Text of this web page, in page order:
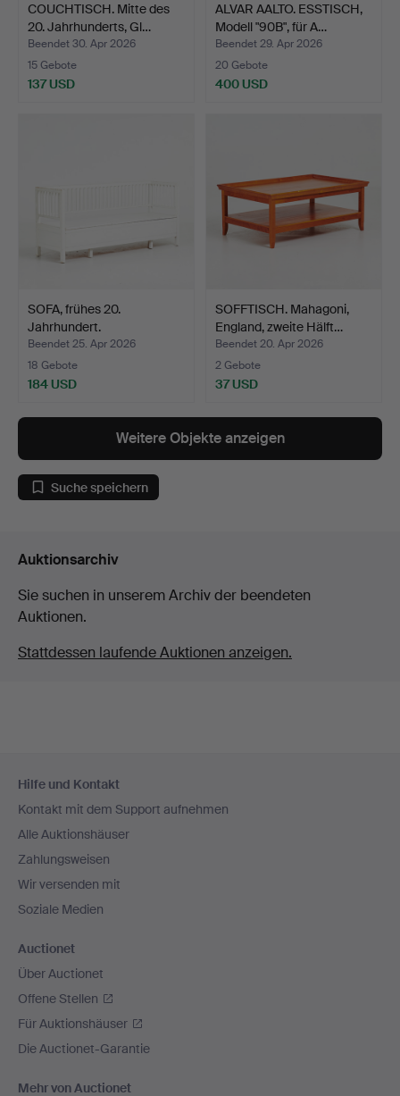
COUCHTISCH. Mitte des
20. Jahrhunderts, Gl…
Beendet 30. Apr 2026
15 Gebote
137 USD
ALVAR AALTO. ESSTISCH,
Modell "90B", für A…
Beendet 29. Apr 2026
20 Gebote
400 USD
SOFA, frühes 20.
Jahrhundert.
Beendet 25. Apr 2026
18 Gebote
184 USD
SOFFTISCH. Mahagoni,
England, zweite Hälft…
Beendet 20. Apr 2026
2 Gebote
37 USD
Weitere Objekte anzeigen
Suche speichern
Auktionsarchiv
Sie suchen in unserem Archiv der beendeten
Auktionen.
Stattdessen laufende Auktionen anzeigen.
Navigation
Hilfe und Kontakt
Kontakt mit dem Support aufnehmen
Alle Auktionshäuser
Zahlungsweisen
Wir versenden mit
Soziale Medien
Auctionet
Über Auctionet
Offene Stellen
Für Auktionshäuser
Die Auctionet-Garantie
Mehr von Auctionet